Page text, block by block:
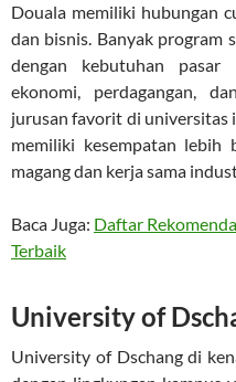
Douala memiliki hubungan
dan bisnis. Banyak program
dengan kebutuhan
ekonomi, perdagangan,
jurusan favorit di universitas
memiliki kesempatan lebih
magang dan kerja sama
Baca Juga: Daftar
Terbaik
University of
University of Dschang di